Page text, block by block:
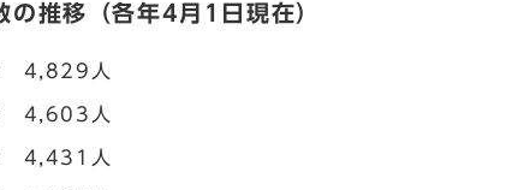
の推移（各年4月1日現在）
4,829人
4,603人
4,431人